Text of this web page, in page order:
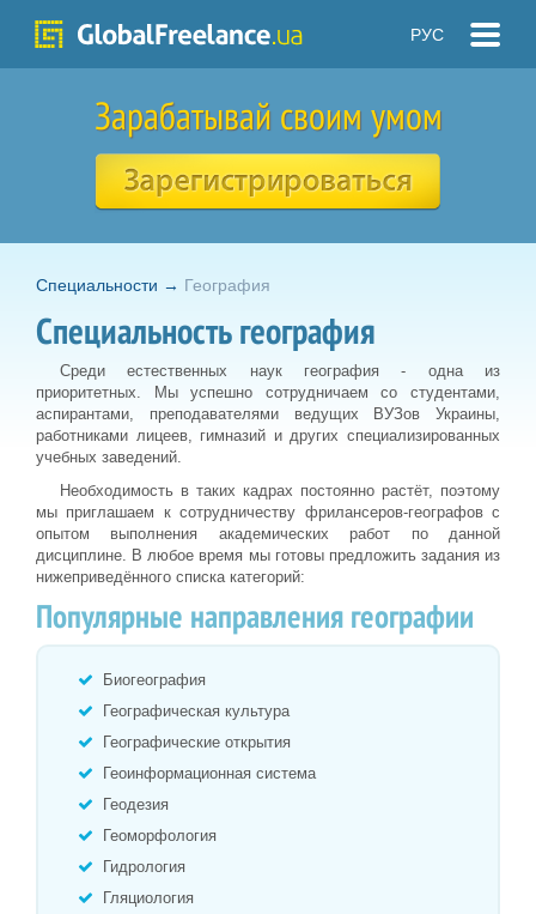
РУС
Зарабатывай своим умом
Специальности → География
Специальность география
Среди естественных наук география - одна из
приоритетных. Мы успешно сотрудничаем со студентами,
аспирантами, преподавателями ведущих ВУЗов Украины,
работниками лицеев, гимназий и других специализированных
учебных заведений.
Необходимость в таких кадрах постоянно растёт, поэтому
мы приглашаем к сотрудничеству фрилансеров-географов с
опытом выполнения академических работ по данной
дисциплине. В любое время мы готовы предложить задания из
нижеприведённого списка категорий:
Популярные направления географии
Биогеография
Географическая культура
Географические открытия
Геоинформационная система
Геодезия
Геоморфология
Гидрология
Гляциология